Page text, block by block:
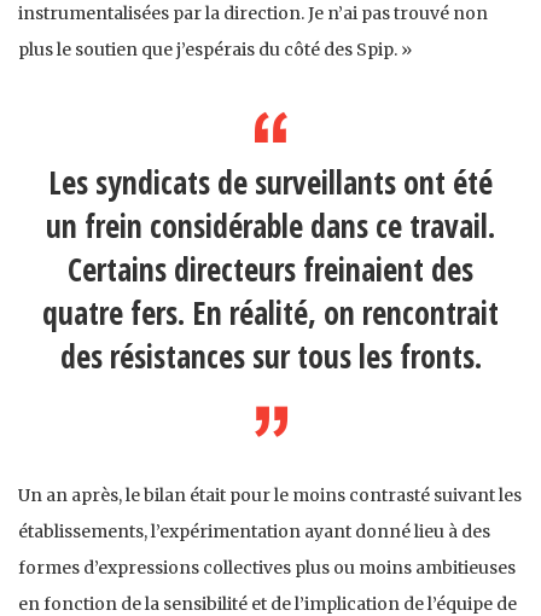
instrumentalisées par la direction. Je n’ai pas trouvé non
plus le soutien que j’espérais du côté des Spip. »
Les syndicats de surveillants ont été
un frein considérable dans ce travail.
Certains directeurs freinaient des
quatre fers. En réalité, on rencontrait
des résistances sur tous les fronts.
Un an après, le bilan était pour le moins contrasté suivant les
établissements, l’expérimentation ayant donné lieu à des
formes d’expressions collectives plus ou moins ambitieuses
en fonction de la sensibilité et de l’implication de l’équipe de